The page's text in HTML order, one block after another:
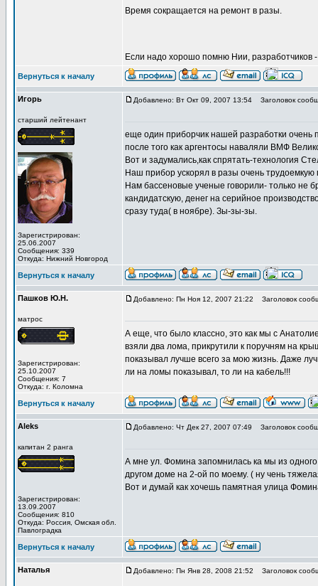
Время сокращается на ремонт в разы.
Если надо хорошо помню Нии, разработчиков
Вернуться к началу
Игорь
старший лейтенант
Зарегистрирован:
25.06.2007
Сообщения: 339
Откуда: Нижний Новгород
Добавлено: Вт Окт 09, 2007 13:54 Заголовок
еще один приборчик нашей разработки
после того как аргентосы наваляли ВМФ
Вот и задумались,как спрятать-технология
Наш прибор ускорял в разы очень трудоемкую
Нам бассеновые ученые говорили- только не
кандидатскую, денег на серийное
сразу туда( в ноябре). Зы-зы-зы.
Вернуться к началу
Пашков Ю.Н.
матрос
Зарегистрирован:
25.10.2007
Сообщения: 7
Откуда: г. Коломна
Добавлено: Пн Ноя 12, 2007 21:22 Заголовок
А еще, что было классно, это как мы с
взяли два лома, прикрутили к поручням на
показывал лучше всего за мою жизнь. Даже
ли на ломы показывал, то ли на кабель!!!
Вернуться к началу
Aleks
капитан 2 ранга
Зарегистрирован:
13.09.2007
Сообщения: 810
Откуда: Роcсия, Омская обл.
Павлоградка
Добавлено: Чт Дек 27, 2007 07:49 Заголовок
А мне ул. Фомина запомнилась ка мы из
другом доме на 2-ой по моему. ( ну чень
Вот и думай как хочешь памятная улица
Вернуться к началу
Наталья Добавлено: Пн Янв 28, 2008 21:52 Заголовок